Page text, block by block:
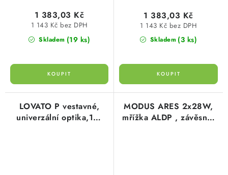
Skladem (19 ks)
1 143 Kč bez DPH
1 383,03 Kč
Skladem (3 ks)
1 143 Kč bez DPH
1 383,03 Kč
LOVATO P vestavné,
univerzální optika,1W
MODUS ARES 2x28W,
mřížka ALDP , závěsné,